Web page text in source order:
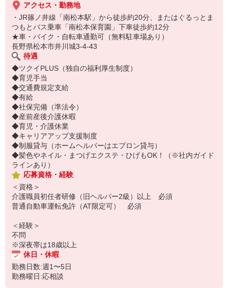
アクセス・勤務地
・JR篠ノ井線「南松本駅」から徒歩約20分、またはぐるっとま
つもとバス乗車「南松本保育園」下車徒歩約12分
★車・バイク・自転車通勤可（無料駐車場あり）
長野県松本市井川城3-4-43
待遇
◆ツクイPLUS（独自の福利厚生制度）
◆育児手当
◆交通費規定支給
◆有給
◆社保完備（準法令）
◆産前産後介護休暇
◆育児・介護休業
◆キャリアアップ支援制度
◆制服貸与（ホームヘルパーはエプロン貸与）
◆髪色やネイル・まつげエクステ・ひげもOK！（※社内ガイド
ラインあり）
応募資格・経験
＜資格＞
介護職員初任者研修（旧ヘルパー2級）以上 必須
普通自動車運転免許（AT限定可） 必須
＜経験＞
不問
※深夜帯は18歳以上
休日・休暇
勤務日数:週1〜5日
勤務曜日:応相談